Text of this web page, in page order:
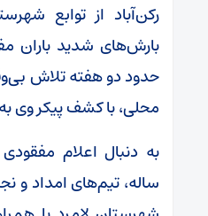
رکن‌آباد از توابع
بارش‌های شدید باران
حدود دو هفته تلاش
محلی، با کشف پیکر وی
ساله، تیم‌های امداد و